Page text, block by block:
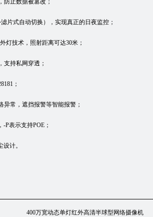
片式自动切换），实现真正的日夜监控；
灯技术，照射距离可达30米；
支持私网穿透；
；
异常，遮挡报警等智能报警；
-P表示支持POE；
设计。
400万宽动态单灯红外高清半球型网络摄像机